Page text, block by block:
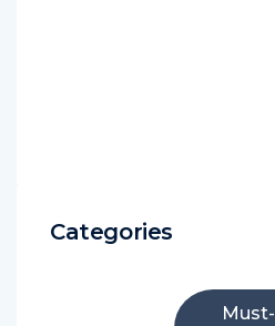
Categories
Must-